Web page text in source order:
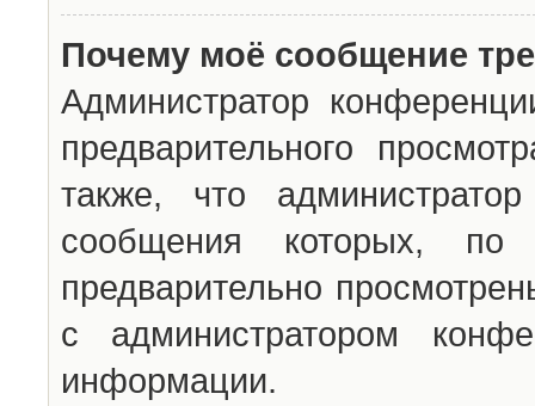
Почему моё сообщение
Администратор
предварительного
также, что
сообщения которых,
предварительно
с администратором
информации.